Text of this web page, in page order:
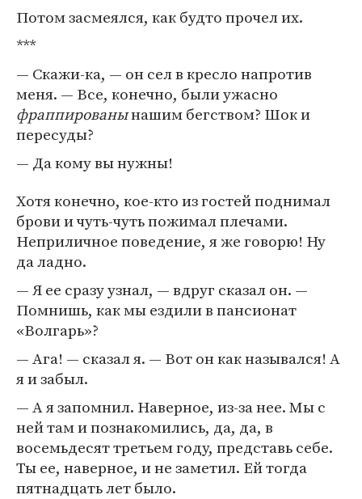
Потом засмеялся, как будто прочел их.
***
— Скажи-ка, — он сел в кресло напротив
меня. — Все, конечно, были ужасно
фраппированынашим бегством? Шок и
пересуды?
— Да кому вы нужны!
Хотя конечно, кое-кто из гостей поднимал
брови и чуть-чуть пожимал плечами.
Неприличное поведение, я же говорю! Ну
да ладно.
— Я ее сразу узнал, — вдруг сказал он. —
Помнишь, как мы ездили в пансионат
«Волгарь»?
— Ага! — сказал я. — Вот он как назывался! А
я и забыл.
— А я запомнил. Наверное, из-за нее. Мы с
ней там и познакомились, да, да, в
восемьдесят третьем году, представь себе.
Ты ее, наверное, и не заметил. Ей тогда
пятнадцать лет было.